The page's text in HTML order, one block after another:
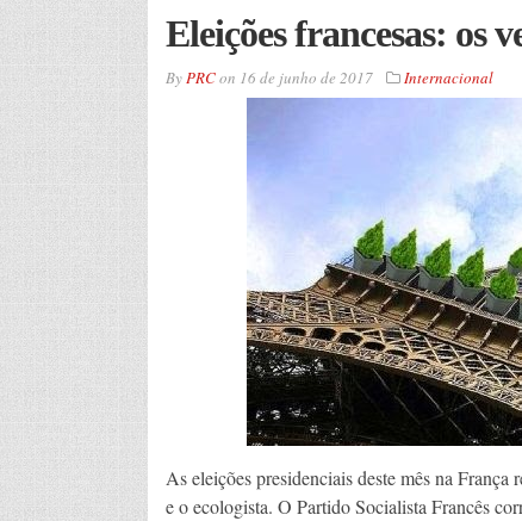
Eleições francesas: os
ByPRCon 16 de junho de 2017 Internacional
As eleições presidenciais deste mês na
e o ecologista. O Partido Socialista Francês